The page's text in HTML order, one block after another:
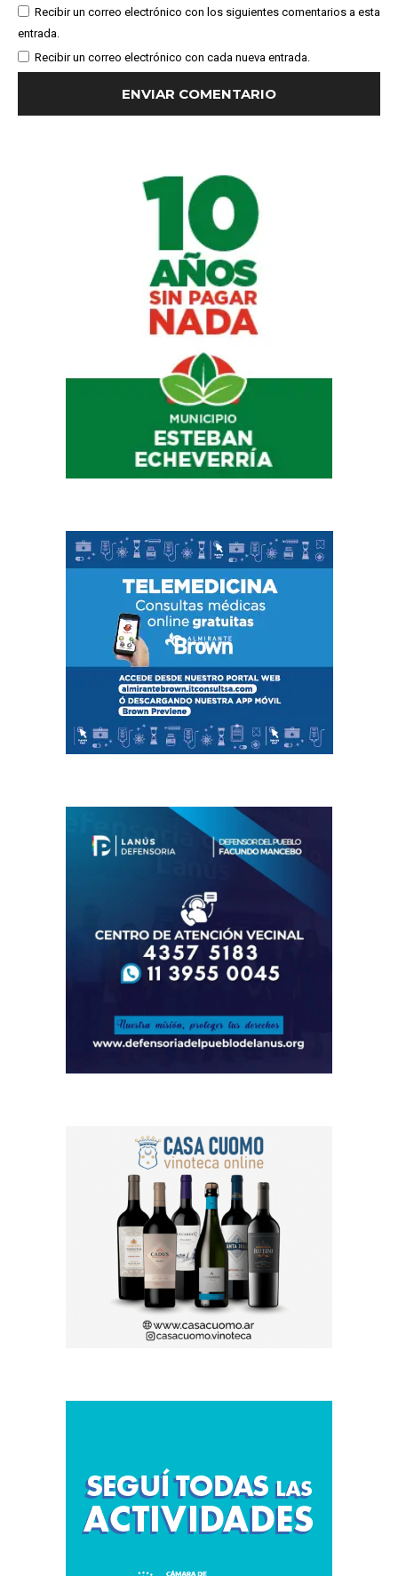
Recibir un correo electrónico con los siguientes comentarios a esta
entrada.
Recibir un correo electrónico con cada nueva entrada.